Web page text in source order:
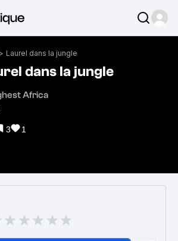
> Laurel dans la jungle
dans la jungle
Africa
3 1